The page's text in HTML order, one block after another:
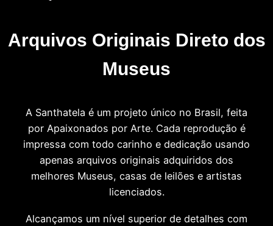
Arquivos Originais Direto dos
Museus
A Santhatela é um projeto único no Brasil, feita
por Apaixonados por Arte. Cada reprodução é
impressa com todo carinho e dedicação usando
apenas arquivos originais adquiridos dos
melhores Museus, casas de leilões e artistas
licenciados.
Alcançamos um nível superior de detalhes com